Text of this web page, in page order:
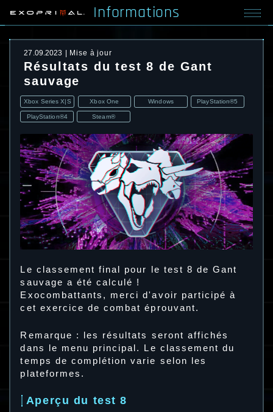
Informations
27.09.2023 Mise à jour
Résultats du test 8 de Gant
sauvage
Xbox Series X|S Xbox One Windows PlayStation®5
PlayStation®4 Steam®
Le classement final pour le test 8 de Gant
sauvage a été calculé !
Exocombattants, merci d'avoir participé à
cet exercice de combat éprouvant.
Remarque : les résultats seront affichés
dans le menu principal. Le classement du
temps de complétion varie selon les
plateformes.
Aperçu du test 8